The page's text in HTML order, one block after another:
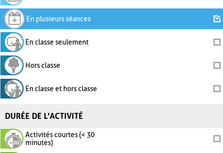
En plusieurs séances
En classe seulement
Hors classe
En classe et hors classe
DURÉE DE L'ACTIVITÉ
Activités courtes (< 30
minutes)